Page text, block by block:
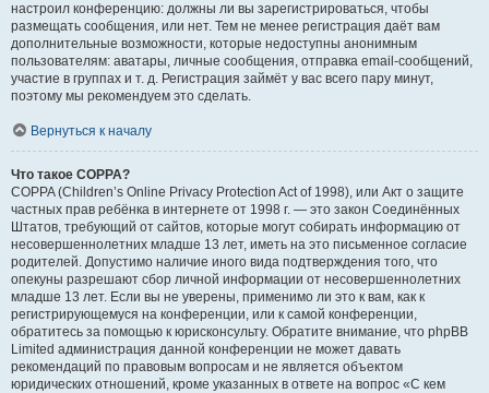
настроил конференцию: должны ли вы зарегистрироваться, чтобы
размещать сообщения, или нет. Тем не менее регистрация даёт вам
дополнительные возможности, которые недоступны анонимным
пользователям: аватары, личные сообщения, отправка email-сообщений,
участие в группах и т. д. Регистрация займёт у вас всего пару минут,
поэтому мы рекомендуем это сделать.
Вернуться к началу
Что такое COPPA?
COPPA (Children’s Online Privacy Protection Act of 1998), или Акт о защите
частных прав ребёнка в интернете от 1998 г. — это закон Соединённых
Штатов, требующий от сайтов, которые могут собирать информацию от
несовершеннолетних младше 13 лет, иметь на это письменное согласие
родителей. Допустимо наличие иного вида подтверждения того, что
опекуны разрешают сбор личной информации от несовершеннолетних
младше 13 лет. Если вы не уверены, применимо ли это к вам, как к
регистрирующемуся на конференции, или к самой конференции,
обратитесь за помощью к юрисконсульту. Обратите внимание, что phpBB
Limited администрация данной конференции не может давать
рекомендаций по правовым вопросам и не является объектом
юридических отношений, кроме указанных в ответе на вопрос «С кем